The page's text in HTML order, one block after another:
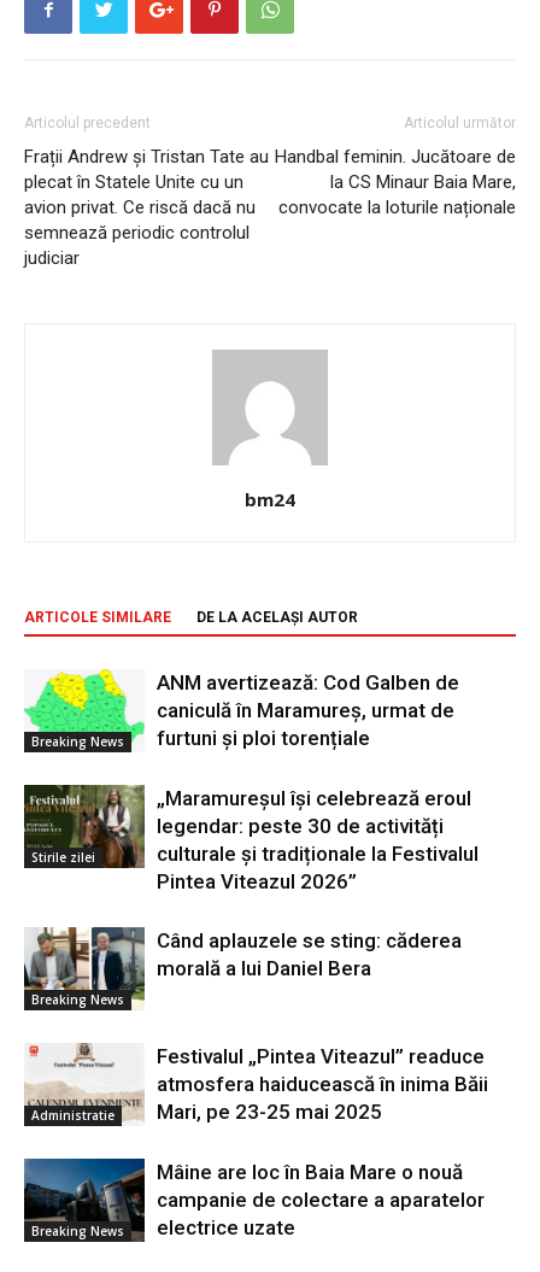
Articolul precedent
Frații Andrew și Tristan Tate au
plecat în Statele Unite cu un
avion privat. Ce riscă dacă nu
semnează periodic controlul
judiciar
Articolul următor
Handbal feminin. Jucătoare de
la CS Minaur Baia Mare,
convocate la loturile naționale
bm24
ARTICOLE SIMILARE DE LA ACELAȘI AUTOR
Breaking News
ANM avertizează: Cod Galben de
caniculă în Maramureș, urmat de
furtuni și ploi torențiale
Stirile zilei
„Maramureșul își celebrează eroul
legendar: peste 30 de activități
culturale și tradiționale la Festivalul
Pintea Viteazul 2026”
Breaking News
Când aplauzele se sting: căderea
morală a lui Daniel Bera
Administratie
Festivalul „Pintea Viteazul” readuce
atmosfera haiducească în inima Băii
Mari, pe 23-25 mai 2025
Breaking News
Mâine are loc în Baia Mare o nouă
campanie de colectare a aparatelor
electrice uzate